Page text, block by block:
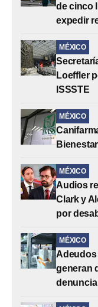
de cinco
expedir
MÉXICO
Loeffler
ISSSTE
MÉXICO
MÉXICO
Audios
Clark y
por
MÉXICO
generan